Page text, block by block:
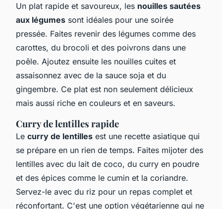
Un plat rapide et savoureux, les nouilles sautées
aux légumes sont idéales pour une soirée
pressée. Faites revenir des légumes comme des
carottes, du brocoli et des poivrons dans une
poêle. Ajoutez ensuite les nouilles cuites et
assaisonnez avec de la sauce soja et du
gingembre. Ce plat est non seulement délicieux
mais aussi riche en couleurs et en saveurs.
Curry de lentilles rapide
Le curry de lentilles est une recette asiatique qui
se prépare en un rien de temps. Faites mijoter des
lentilles avec du lait de coco, du curry en poudre
et des épices comme le cumin et la coriandre.
Servez-le avec du riz pour un repas complet et
réconfortant. C'est une option végétarienne qui ne